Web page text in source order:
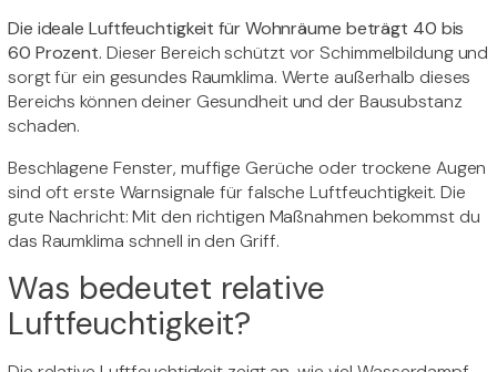
Die ideale Luftfeuchtigkeit für Wohnräume beträgt 40 bis
60 Prozent. Dieser Bereich schützt vor Schimmelbildung und
sorgt für ein gesundes Raumklima. Werte außerhalb dieses
Bereichs können deiner Gesundheit und der Bausubstanz
schaden.
Beschlagene Fenster, muffige Gerüche oder trockene Augen
sind oft erste Warnsignale für falsche Luftfeuchtigkeit. Die
gute Nachricht: Mit den richtigen Maßnahmen bekommst du
das Raumklima schnell in den Griff.
Was bedeutet relative
Luftfeuchtigkeit?